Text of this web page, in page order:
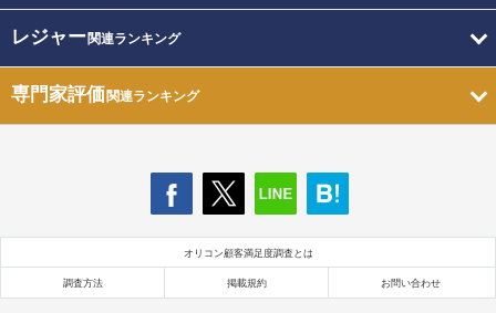
レジャー関連ランキング
専門家評価関連ランキング
オリコン顧客満足度調査とは
調査方法 掲載規約 お問い合わせ